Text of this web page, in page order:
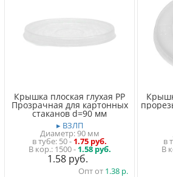
Крышка плоская глухая PP
Прозрачная для картонных
стаканов d=90 мм
▸ ВЗЛП
Диаметр: 90 мм
в тубе 50- 1.75 руб.
1500 - 1.58 руб.
1.58
Опт от 1.38
в